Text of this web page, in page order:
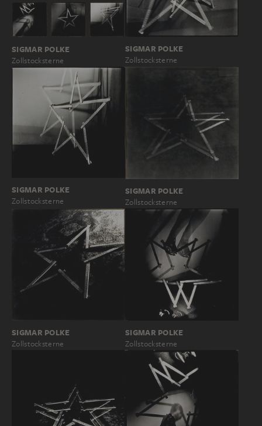
SIGMAR POLKE
Zollstocksterne
SIGMAR POLKE
Zollstocksterne
SIGMAR POLKE
Zollstocksterne
SIGMAR POLKE
Zollstocksterne
SIGMAR POLKE
Zollstocksterne
SIGMAR POLKE
Zollstocksterne